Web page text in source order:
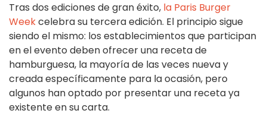
Tras dos ediciones de gran éxito, la Paris Burger
Weekcelebra su tercera edición. El principio sigue
siendo el mismo: los establecimientos que participan
en el evento deben ofrecer una receta de
hamburguesa, la mayoría de las veces nueva y
creada específicamente para la ocasión, pero
algunos han optado por presentar una receta ya
existente en su carta.